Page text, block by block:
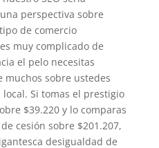
perspectiva sobre
de comercio
muy complicado de
el pelo necesitas
sobre ustedes
Si tomas el prestigio
$39.220 y lo comparas
cesión sobre $201.207,
desigualdad de